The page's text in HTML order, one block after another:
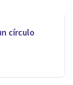
círculo